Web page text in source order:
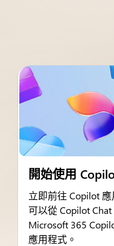
開始使用
立即前往 Copilot
可以從 Copilot
Microsoft 365
應用程式。